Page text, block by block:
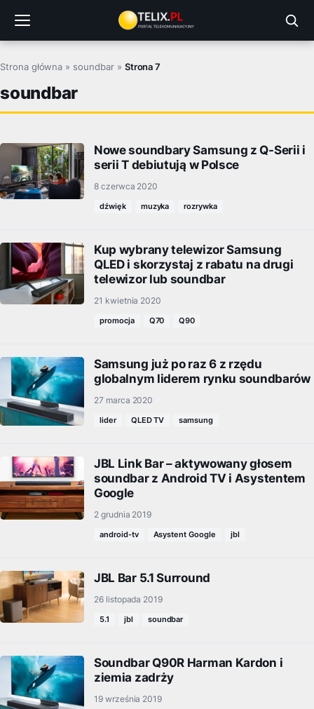
treści
Strona główna » soundbar» Strona 7
soundbar
Nowe soundbary Samsung z Q-Serii i
serii T debiutują w Polsce
8 czerwca 2020
dźwięk muzyka rozrywka
Kup wybrany telewizor Samsung
QLED i skorzystaj z rabatu na drugi
telewizor lub soundbar
21 kwietnia 2020
promocja Q70 Q90
Samsung już po raz 6 z rzędu
globalnym liderem rynku soundbarów
27 marca 2020
lider QLED TV samsung
JBL Link Bar – aktywowany głosem
soundbar z Android TV i Asystentem
Google
2 grudnia 2019
android-tv Asystent Google jbl
JBL Bar 5.1 Surround
26 listopada 2019
5.1 jbl soundbar
Soundbar Q90R Harman Kardon i
ziemia zadrży
19 września 2019